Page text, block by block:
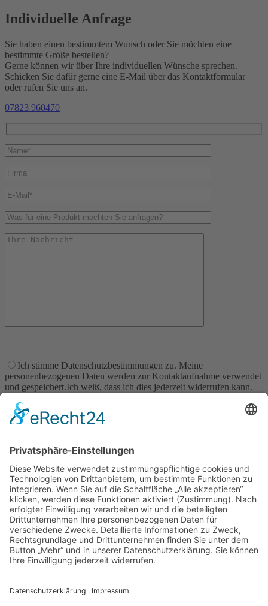
Individuelle Anfrage
Sie haben einen bestimmtem Wunsch oder Sie möchten eine
bestimmte Größe bestellen?
Gerne können wir über Ihre individuellen Wünsche sprechen.
Schicken Sie dafür gerne eine E-Mail über das Kontaktformular
oder rufen Sie uns an.
07823 960470
Ich stimme Datenschutzbestimmungen zu. Meine
personenbezogenen Daten werden zur Kontaktaufnahme verwendet
und gespeichert.Ich weiß, dass ich dies jederzeit widerrufen kann.
Senden
Betriebsurlaub
Süße Sommerpause – wir machen Betriebsurlaub
bis 29.08.2025
Zeit zum Durchatmen, Kraft tanken und neue Ideen backen.
Wichtig:In dieser Zeit könnenkeine Bestellungen bearbeitet
Bestellungen sind weiter möglich – der Versand erfolgt wieder